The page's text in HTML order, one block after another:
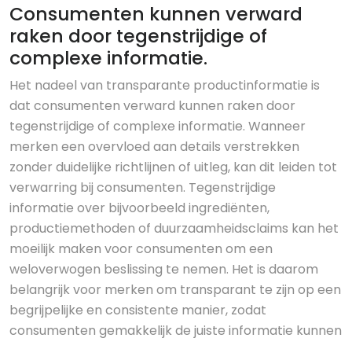
Consumenten kunnen verward
raken door tegenstrijdige of
complexe informatie.
Het nadeel van transparante productinformatie is
dat consumenten verward kunnen raken door
tegenstrijdige of complexe informatie. Wanneer
merken een overvloed aan details verstrekken
zonder duidelijke richtlijnen of uitleg, kan dit leiden tot
verwarring bij consumenten. Tegenstrijdige
informatie over bijvoorbeeld ingrediënten,
productiemethoden of duurzaamheidsclaims kan het
moeilijk maken voor consumenten om een
weloverwogen beslissing te nemen. Het is daarom
belangrijk voor merken om transparant te zijn op een
begrijpelijke en consistente manier, zodat
consumenten gemakkelijk de juiste informatie kunnen